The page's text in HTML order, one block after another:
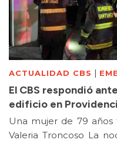
ACTUALIDAD CBS |
El CBS respondió
edificio en
Una mujer de 79
Valeria Troncoso La